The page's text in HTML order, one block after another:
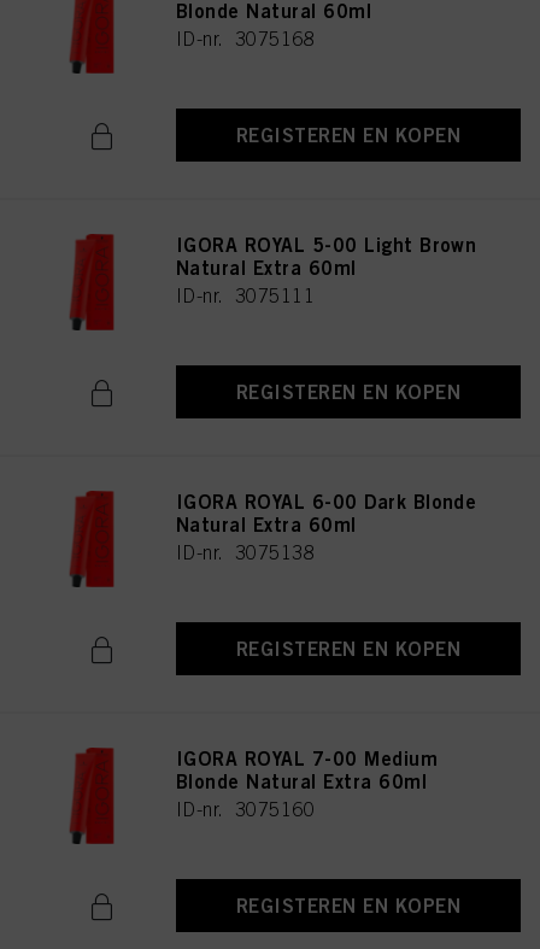
Blonde Natural 60ml
ID-nr. 3075168
REGISTEREN EN KOPEN
IGORA ROYAL 5-00 Light Brown
Natural Extra 60ml
ID-nr. 3075111
REGISTEREN EN KOPEN
IGORA ROYAL 6-00 Dark Blonde
Natural Extra 60ml
ID-nr. 3075138
REGISTEREN EN KOPEN
IGORA ROYAL 7-00 Medium
Blonde Natural Extra 60ml
ID-nr. 3075160
REGISTEREN EN KOPEN